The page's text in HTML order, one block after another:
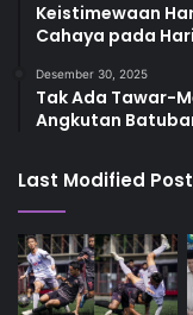
Keistimewaan
Cahaya pada
Desember 30, 2025
Tak Ada Tawar-
Angkutan
Last Modified